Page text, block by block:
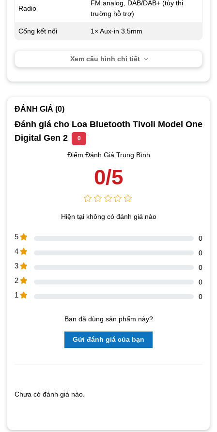
Radio
FM analog, DAB/DAB+ (tùy thị
trường hỗ trợ)
Cổng kết nối 1× Aux-in 3.5mm
Xem cấu hình chi tiết
ĐÁNH GIÁ (0)
Đánh giá cho Loa Bluetooth Tivoli Model One
Digital Gen 2
0
Điểm Đánh Giá Trung Bình
0/5
Hiện tại không có đánh giá nào
5 0
4 0
3 0
2 0
1 0
Bạn đã dùng sản phẩm này?
Gửi đánh giá của bạn
Chưa có đánh giá nào.